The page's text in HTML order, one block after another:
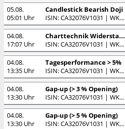
05.08.
05:01 Uhr
Candlestick Bearish Doji
ISIN: CA32076V1031 | WKN: A0LHKJ
04.08.
17:07 Uhr
Charttechnik Widerstandslinie (kurz)
ISIN: CA32076V1031 | WKN: A0LHKJ
04.08.
13:35 Uhr
Tagesperformance > 5%
ISIN: CA32076V1031 | WKN: A0LHKJ
04.08.
13:30 Uhr
Gap-up (> 3 % Opening)
ISIN: CA32076V1031 | WKN: A0LHKJ
04.08.
13:30 Uhr
Gap-up (> 5 % Opening)
ISIN: CA32076V1031 | WKN: A0LHKJ